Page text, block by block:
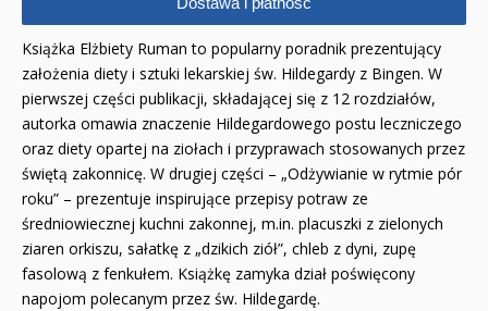
Baśnie, bajki
Cecylka Knedelek
Dyplomy dla dzieci
Encyklopedie, leksykony
Edukacja przyrodnicza - Życie bez granic
Emocje i wartości
Książka Elżbiety Ruman to popularny poradnik prezentujący
założenia diety i sztuki lekarskiej św. Hildegardy z Bingen. W
pierwszej części publikacji, składającej się z 12 rozdziałów,
autorka omawia znaczenie Hildegardowego postu leczniczego
oraz diety opartej na ziołach i przyprawach stosowanych przez
świętą zakonnicę. W drugiej części – „Odżywianie w rytmie pór
roku” – prezentuje inspirujące przepisy potraw ze
średniowiecznej kuchni zakonnej, m.in. placuszki z zielonych
ziaren orkiszu, sałatkę z „dzikich ziół”, chleb z dyni, zupę
fasolową z fenkułem. Książkę zamyka dział poświęcony
napojom polecanym przez św. Hildegardę.